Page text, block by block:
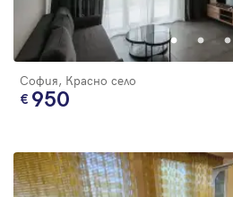
София, Красно село
950
Парола
Забравена парола